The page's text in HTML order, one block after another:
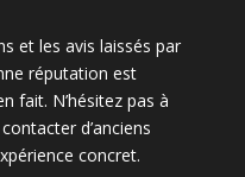
et les avis laissés par
réputation est
fait. N’hésitez pas à
d’anciens
concret.